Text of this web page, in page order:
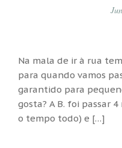
Na mala de ir à rua
para quando vamos
garantido para
gosta? A B. foi passar
o tempo todo) e […]